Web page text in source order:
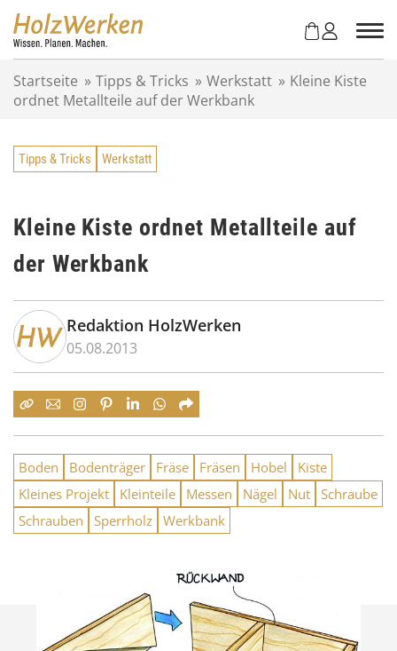
Startseite » Tipps & Tricks » Werkstatt » Kleine Kiste
ordnet Metallteile auf der Werkbank
Tipps & Tricks Werkstatt
Kleine Kiste ordnet Metallteile auf
der Werkbank
Redaktion HolzWerken
05.08.2013
Boden Bodenträger Fräse Fräsen Hobel
Kiste
Kleines Projekt
Kleinteile Messen Nägel Nut Schraube
Schrauben
Sperrholz Werkbank